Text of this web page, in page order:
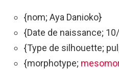
{nom; Aya Danioko}
{Date de naissance;
{Type de silhouette;
{morphotype;